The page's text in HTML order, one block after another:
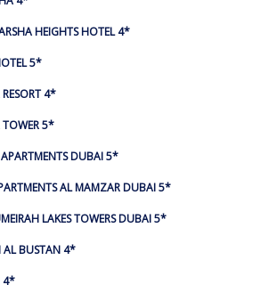
HEIGHTS HOTEL 4*
5*
4*
TOWER 5*
DUBAI 5*
AL MAMZAR DUBAI 5*
LAKES TOWERS DUBAI 5*
AL BUSTAN 4*
4*